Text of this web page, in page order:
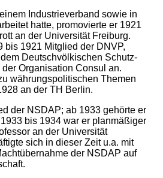
Industrieverband sowie in
hatte, promovierte er 1921
an der Universität Freiburg.
bis 1921 Mitglied der DNVP,
Deutschvölkischen Schutz-
Organisation Consul an.
währungspolitischen Themen
an der TH Berlin.
der NSDAP; ab 1933 gehörte er
bis 1934 war er planmäßiger
an der Universität
sich in dieser Zeit u.a. mit
der NSDAP auf